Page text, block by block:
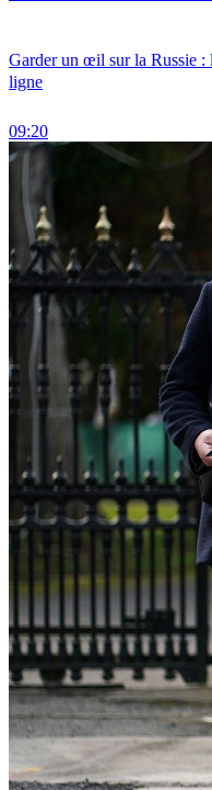
Garder un œil sur la Russie :
ligne
09:20